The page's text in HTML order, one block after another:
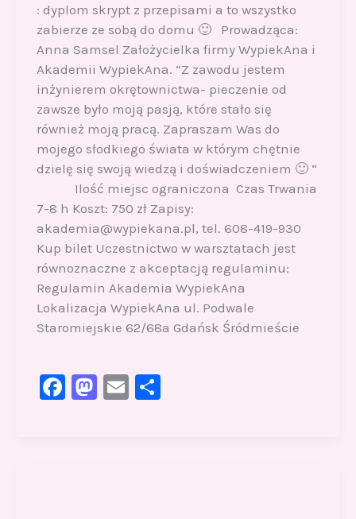
: dyplom skrypt z przepisami a to wszystko
zabierze ze sobą do domu 🙂 Prowadząca:
Anna Samsel Założycielka firmy WypiekAna i
Akademii WypiekAna. “Z zawodu jestem
inżynierem okrętownictwa- pieczenie od
zawsze było moją pasją, które stało się
również moją pracą. Zapraszam Was do
mojego słodkiego świata w którym chętnie
dzielę się swoją wiedzą i doświadczeniem 🙂 “
Ilość miejsc ograniczona Czas Trwania
7-8 h Koszt: 750 zł Zapisy:
akademia@wypiekana.pl, tel. 608-419-930
Kup bilet Uczestnictwo w warsztatach jest
równoznaczne z akceptacją regulaminu:
Regulamin Akademia WypiekAna
Lokalizacja WypiekAna ul. Podwale
Staromiejskie 62/68a Gdańsk Śródmieście
F
M E S